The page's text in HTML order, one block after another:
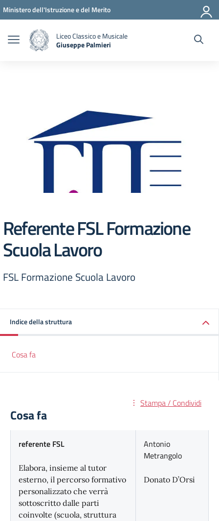
Vai ai contenuti
Vai al menu di navigazione
Vai al footer
Ministero dell'Istruzione e del Merito
Liceo Classico e Musicale
Giuseppe Palmieri
Referente FSL Formazione
Scuola Lavoro
FSL Formazione Scuola Lavoro
Indice della struttura
Cosa fa
Stampa / Condividi
Cosa fa
referente FSL
Elabora, insieme al tutor
esterno, il percorso formativo
personalizzato che verrà
sottoscritto dalle parti
coinvolte (scuola, struttura
Antonio
Metrangolo
Donato D’Orsi